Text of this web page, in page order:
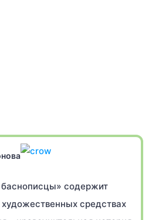
содержит
средствах